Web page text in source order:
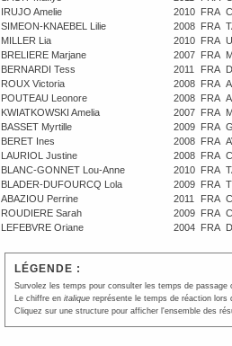
IRUJO Amelie 2010 FRA
SIMEON-KNAEBEL Lilie 2008 FRA
MILLER Lia 2010 FRA
BRELIERE Marjane 2007 FRA
BERNARDI Tess 2011 FRA
ROUX Victoria 2008 FRA
POUTEAU Leonore 2008 FRA
KWIATKOWSKI Amelia 2007 FRA
BASSET Myrtille 2009 FRA
BERET Ines 2008 FRA
LAURIOL Justine 2008 FRA
BLANC-GONNET Lou-Anne 2010 FRA
BLADER-DUFOURCQ Lola 2009 FRA
ABAZIOU Perrine 2011 FRA
ROUDIERE Sarah 2009 FRA
LEFEBVRE Oriane 2004 FRA
LÉGENDE :
Survolez les temps pour consulter les temps de
Le chiffre en italiquereprésente le temps de réaction lors
Cliquez sur une structure pour afficher l'ensemble des